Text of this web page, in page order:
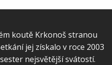
koutě Krkonoš stranou
jej získalo v roce 2003
nejsvětější svátostí.